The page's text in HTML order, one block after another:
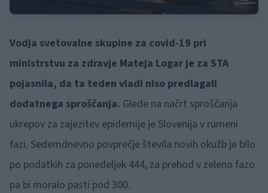
Vodja svetovalne skupine za covid-19 pri
ministrstvu za zdravje Mateja Logar je za STA
pojasnila, da ta teden vladi niso predlagali
dodatnega sproščanja. Glede na načrt sproščanja
ukrepov za zajezitev epidemije je Slovenija v rumeni
fazi. Sedemdnevno povprečje števila novih okužb je bilo
po podatkih za ponedeljek 444, za prehod v zeleno fazo
pa bi moralo pasti pod 300.